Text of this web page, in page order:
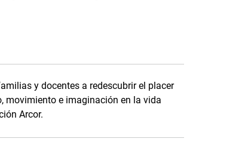
y docentes a redescubrir el placer
movimiento e imaginación en la vida
Arcor.